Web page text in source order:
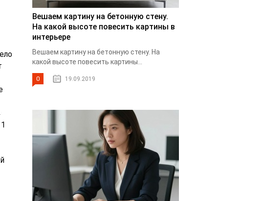
Вешаем картину на бетонную стену.
На какой высоте повесить картины в
интерьере
Вешаем картину на бетонную стену. На
какой высоте повесить картины...
0 19.09.2019